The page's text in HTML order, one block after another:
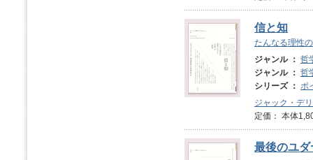
信と知
たんなる理性
ジャンル ： 哲
ジャンル ： 哲
シリーズ ： ポ
ジャック・デ
定価： 本体
最後のユダ